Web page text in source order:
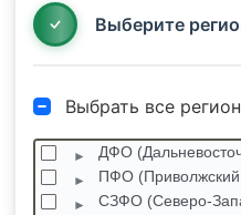
Выберите
Выбрать все
ДФО
ПФО
СЗФО (Северо-